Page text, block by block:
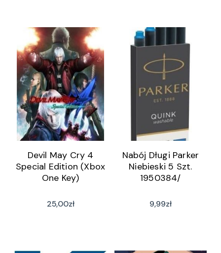
Devil May Cry 4
Special Edition (Xbox
One Key)
25,00zł
Nabój Długi Parker
Niebieski 5 Szt.
1950384/
9,99zł